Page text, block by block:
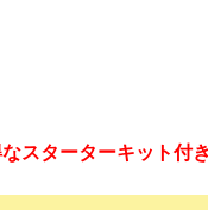
スターターキット付